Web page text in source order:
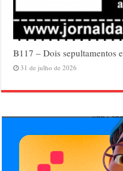
B117 – Dois sepultamentos
31 de julho de 2026